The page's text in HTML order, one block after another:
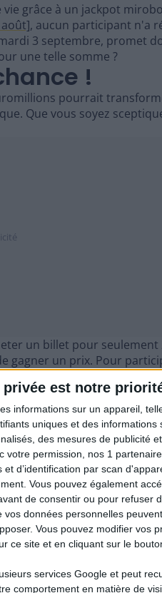
est notre
informations sur un appareil,
uniques et des informations
des mesures de publicité
votre permission, nos 1
d’identification par scan
Vous pouvez également
de consentir ou pour refuser
données personnelles
Vous pouvez modifier vos
ce site et en cliquant sur le
services Google et peut
comportement en matière de
grâce à un jackpot
, aucun participant n'a
3 septembre, promet
une telle somme ?
!
pourrait
Que vous soyez
un billet pour seulement
gagner un prix. Pour
de vente agréé FDJ.
:
septembre 2024 via